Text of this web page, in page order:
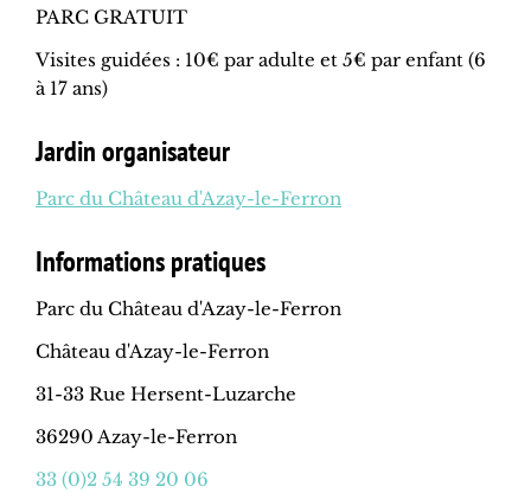
PARC GRATUIT
Visites guidées : 10€ par adulte et 5€ par enfant (6
à 17 ans)
Jardin organisateur
Parc du Château d'Azay-le-Ferron
Informations pratiques
Parc du Château d'Azay-le-Ferron
Château d'Azay-le-Ferron
31-33 Rue Hersent-Luzarche
36290 Azay-le-Ferron
33 (0)2 54 39 20 06